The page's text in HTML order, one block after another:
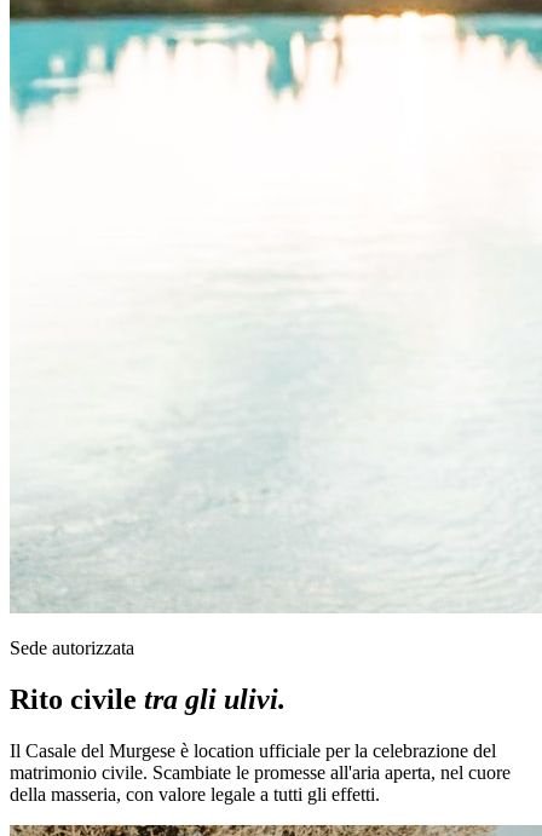
Sede autorizzata
Rito civile tra gli ulivi.
Il Casale del Murgese è location ufficiale per la celebrazione del
matrimonio civile. Scambiate le promesse all'aria aperta, nel cuore
della masseria, con valore legale a tutti gli effetti.